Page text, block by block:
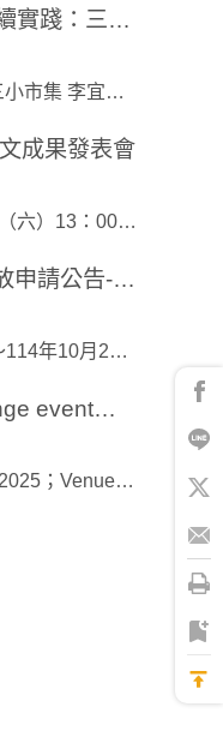
【演講】在地食農 × 永續實踐：三小市集的ESG轉譯之路
12/11（四）13:00–15:00 三小市集 李宜倩 創辦人 〈友善市集的食育實踐與 ESG 轉譯——雲林三小市集〉
成果發表會
活動日期：114年11月22日（六）13：00～15：20
家龍卓越論文獎學金開放申請公告-10/20截止
申請時間：114年9月18日～114年10月20日
【Keio x NTPU exchange event】Taiwan & Japan International Youth Forum on Public Governance
Thursday, 18th September 2025；Venue: R119, College of Public Affairs, National Taipei University